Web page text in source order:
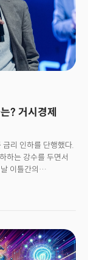
? 거시경제
리 인하를 단행했다.
하는 강수를 두면서
이틀간의
금리를 기존의
있는
"고용과 인플레이션
"고 덧붙였다. 당초